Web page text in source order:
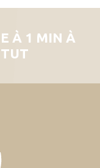
À 1 MIN À